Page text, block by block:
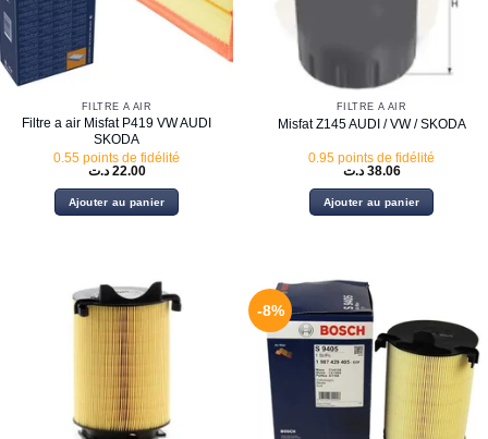
FILTRE À AIR
Filtre a air Misfat P419 VW AUDI
SKODA
0.55 points de fidélité
22.00 د.ت
Ajouter au panier
FILTRE À AIR
Misfat Z145 AUDI / VW / SKODA
0.95 points de fidélité
38.06 د.ت
Ajouter au panier
-8%